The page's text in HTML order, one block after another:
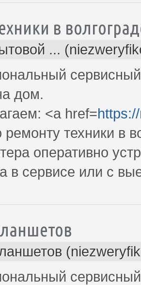
в
...
дом.
<a href=
техники в
оперативно
в сервисе или с